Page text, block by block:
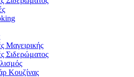
Μαγειρικής
Σιδερώματος
Κουζίνας